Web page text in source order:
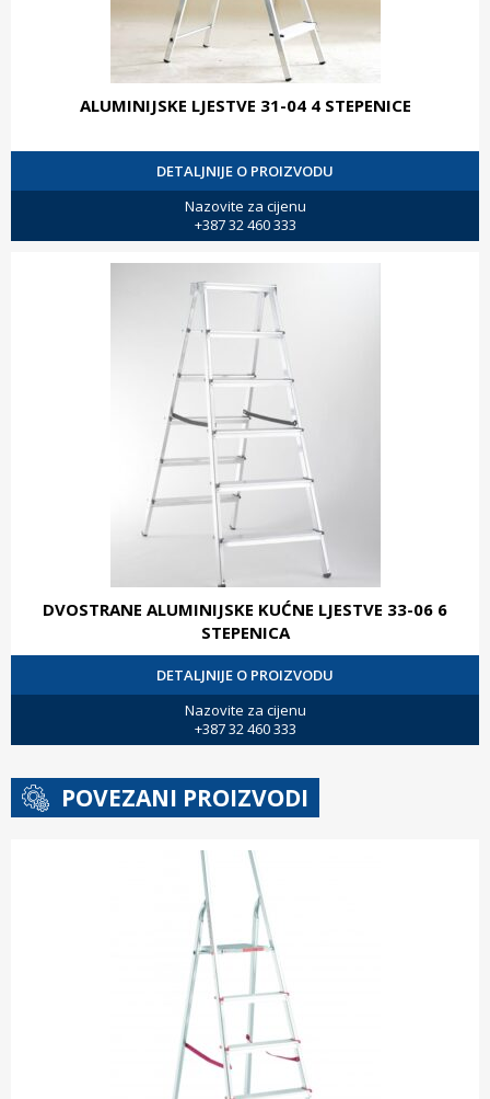
ALUMINIJSKE LJESTVE 31-04 4 STEPENICE
DETALJNIJE O PROIZVODU
Nazovite za cijenu
+387 32 460 333
DVOSTRANE ALUMINIJSKE KUĆNE LJESTVE 33-06 6
STEPENICA
DETALJNIJE O PROIZVODU
Nazovite za cijenu
+387 32 460 333
POVEZANI PROIZVODI